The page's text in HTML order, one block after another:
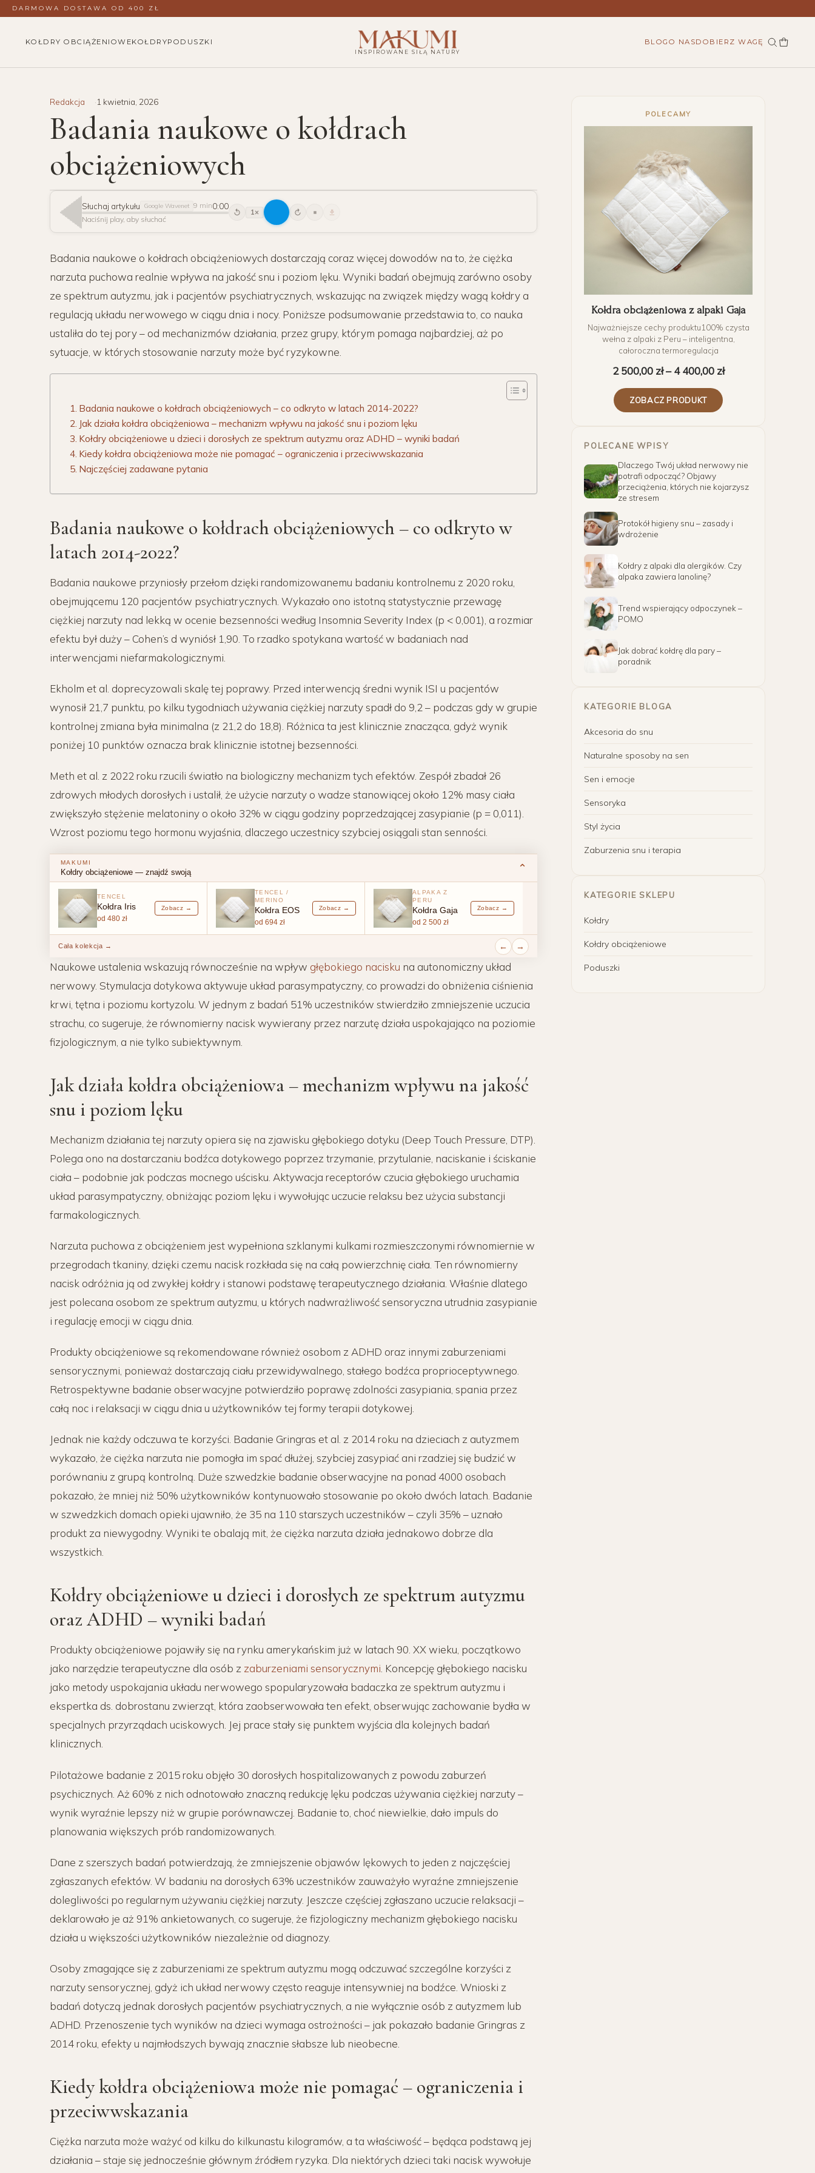
DARMOWA DOSTAWA OD 400 ZŁ
KOŁDRY OBCIĄŻENIOWEKOŁDRYPODUSZKI
INSPIROWANE SIŁĄ NATURY
BLOG O NASDOBIERZ WAGĘ
Redakcja 1 kwietnia, 2026
Badania naukowe o kołdrach
obciążeniowych
Słuchaj artykułu Google Wavenet 9 min0:00
Naciśnij play, aby słuchać
15 1× 15
Badania naukowe o kołdrach obciążeniowych dostarczają coraz więcej dowodów na to, że ciężka
narzuta puchowa realnie wpływa na jakość snu i poziom lęku. Wyniki badań obejmują zarówno osoby
ze spektrum autyzmu, jak i pacjentów psychiatrycznych, wskazując na związek między wagą kołdry a
regulacją układu nerwowego w ciągu dnia i nocy. Poniższe podsumowanie przedstawia to, co nauka
ustaliła do tej pory – od mechanizmów działania, przez grupy, którym pomaga najbardziej, aż po
sytuacje, w których stosowanie narzuty może być ryzykowne.
Badania naukowe o kołdrach obciążeniowych – co odkryto w latach 2014-2022?
Jak działa kołdra obciążeniowa – mechanizm wpływu na jakość snu i poziom lęku
Kołdry obciążeniowe u dzieci i dorosłych ze spektrum autyzmu oraz ADHD – wyniki badań
Kiedy kołdra obciążeniowa może nie pomagać – ograniczenia i przeciwwskazania
Najczęściej zadawane pytania
Badania naukowe o kołdrach obciążeniowych – co odkryto w
latach 2014-2022?
Badania naukowe przyniosły przełom dzięki randomizowanemu badaniu kontrolnemu z 2020 roku,
obejmującemu 120 pacjentów psychiatrycznych. Wykazało ono istotną statystycznie przewagę
ciężkiej narzuty nad lekką w ocenie bezsenności według Insomnia Severity Index (p < 0,001), a rozmiar
efektu był duży – Cohen’s d wyniósł 1,90. To rzadko spotykana wartość w badaniach nad
interwencjami niefarmakologicznymi.
Ekholm et al. doprecyzowali skalę tej poprawy. Przed interwencją średni wynik ISI u pacjentów
wynosił 21,7 punktu, po kilku tygodniach używania ciężkiej narzuty spadł do 9,2 – podczas gdy w grupie
kontrolnej zmiana była minimalna (z 21,2 do 18,8). Różnica ta jest klinicznie znacząca, gdyż wynik
poniżej 10 punktów oznacza brak klinicznie istotnej bezsenności.
Meth et al. z 2022 roku rzucili światło na biologiczny mechanizm tych efektów. Zespół zbadał 26
zdrowych młodych dorosłych i ustalił, że użycie narzuty o wadze stanowiącej około 12% masy ciała
zwiększyło stężenie melatoniny o około 32% w ciągu godziny poprzedzającej zasypianie (p = 0,011).
Wzrost poziomu tego hormonu wyjaśnia, dlaczego uczestnicy szybciej osiągali stan senności.
MAKUMI
Kołdry obciążeniowe — znajdź swoją ⌃
TENCEL
Kołdra Iris
od 480 zł
Zobacz →
TENCEL /
MERINO
Kołdra EOS
od 694 zł
Zobacz →
ALPAKA Z
PERU
Kołdra Gaja
od 2 500 zł
Zobacz →
Cała kolekcja → ← →
Naukowe ustalenia wskazują równocześnie na wpływ głębokiego nacisku na autonomiczny układ
nerwowy. Stymulacja dotykowa aktywuje układ parasympatyczny, co prowadzi do obniżenia ciśnienia
krwi, tętna i poziomu kortyzolu. W jednym z badań 51% uczestników stwierdziło zmniejszenie uczucia
strachu, co sugeruje, że równomierny nacisk wywierany przez narzutę działa uspokajająco na poziomie
fizjologicznym, a nie tylko subiektywnym.
Jak działa kołdra obciążeniowa – mechanizm wpływu na jakość
snu i poziom lęku
Mechanizm działania tej narzuty opiera się na zjawisku głębokiego dotyku (Deep Touch Pressure, DTP).
Polega ono na dostarczaniu bodźca dotykowego poprzez trzymanie, przytulanie, naciskanie i ściskanie
ciała – podobnie jak podczas mocnego uścisku. Aktywacja receptorów czucia głębokiego uruchamia
układ parasympatyczny, obniżając poziom lęku i wywołując uczucie relaksu bez użycia substancji
farmakologicznych.
Narzuta puchowa z obciążeniem jest wypełniona szklanymi kulkami rozmieszczonymi równomiernie w
przegrodach tkaniny, dzięki czemu nacisk rozkłada się na całą powierzchnię ciała. Ten równomierny
nacisk odróżnia ją od zwykłej kołdry i stanowi podstawę terapeutycznego działania. Właśnie dlatego
jest polecana osobom ze spektrum autyzmu, u których nadwrażliwość sensoryczna utrudnia zasypianie
i regulację emocji w ciągu dnia.
Produkty obciążeniowe są rekomendowane również osobom z ADHD oraz innymi zaburzeniami
sensorycznymi, ponieważ dostarczają ciału przewidywalnego, stałego bodźca proprioceptywnego.
Retrospektywne badanie obserwacyjne potwierdziło poprawę zdolności zasypiania, spania przez
całą noc i relaksacji w ciągu dnia u użytkowników tej formy terapii dotykowej.
Jednak nie każdy odczuwa te korzyści. Badanie Gringras et al. z 2014 roku na dzieciach z autyzmem
wykazało, że ciężka narzuta nie pomogła im spać dłużej, szybciej zasypiać ani rzadziej się budzić w
porównaniu z grupą kontrolną. Duże szwedzkie badanie obserwacyjne na ponad 4000 osobach
pokazało, że mniej niż 50% użytkowników kontynuowało stosowanie po około dwóch latach. Badanie
w szwedzkich domach opieki ujawniło, że 35 na 110 starszych uczestników – czyli 35% – uznało
produkt za niewygodny. Wyniki te obalają mit, że ciężka narzuta działa jednakowo dobrze dla
wszystkich.
Kołdry obciążeniowe u dzieci i dorosłych ze spektrum autyzmu
oraz ADHD – wyniki badań
Produkty obciążeniowe pojawiły się na rynku amerykańskim już w latach 90. XX wieku, początkowo
jako narzędzie terapeutyczne dla osób z zaburzeniami sensorycznymi. Koncepcję głębokiego nacisku
jako metody uspokajania układu nerwowego spopularyzowała badaczka ze spektrum autyzmu i
ekspertka ds. dobrostanu zwierząt, która zaobserwowała ten efekt, obserwując zachowanie bydła w
specjalnych przyrządach uciskowych. Jej prace stały się punktem wyjścia dla kolejnych badań
klinicznych.
Pilotażowe badanie z 2015 roku objęło 30 dorosłych hospitalizowanych z powodu zaburzeń
psychicznych. Aż 60% z nich odnotowało znaczną redukcję lęku podczas używania ciężkiej narzuty –
wynik wyraźnie lepszy niż w grupie porównawczej. Badanie to, choć niewielkie, dało impuls do
planowania większych prób randomizowanych.
Dane z szerszych badań potwierdzają, że zmniejszenie objawów lękowych to jeden z najczęściej
zgłaszanych efektów. W badaniu na dorosłych 63% uczestników zauważyło wyraźne zmniejszenie
dolegliwości po regularnym używaniu ciężkiej narzuty. Jeszcze częściej zgłaszano uczucie relaksacji –
deklarowało je aż 91% ankietowanych, co sugeruje, że fizjologiczny mechanizm głębokiego nacisku
działa u większości użytkowników niezależnie od diagnozy.
Osoby zmagające się z zaburzeniami ze spektrum autyzmu mogą odczuwać szczególne korzyści z
narzuty sensorycznej, gdyż ich układ nerwowy często reaguje intensywniej na bodźce. Wnioski z
badań dotyczą jednak dorosłych pacjentów psychiatrycznych, a nie wyłącznie osób z autyzmem lub
ADHD. Przenoszenie tych wyników na dzieci wymaga ostrożności – jak pokazało badanie Gringras z
2014 roku, efekty u najmłodszych bywają znacznie słabsze lub nieobecne.
Kiedy kołdra obciążeniowa może nie pomagać – ograniczenia i
przeciwwskazania
Ciężka narzuta może ważyć od kilku do kilkunastu kilogramów, a ta właściwość – będąca podstawą jej
działania – staje się jednocześnie głównym źródłem ryzyka. Dla niektórych dzieci taki nacisk wywołuje
POLECAMY
Kołdra obciążeniowa z alpaki Gaja
Najważniejsze cechy produktu100% czysta
wełna z alpaki z Peru – inteligentna,
całoroczna termoregulacja
2 500,00 zł – 4 400,00 zł
ZOBACZ PRODUKT
POLECANE WPISY
Dlaczego Twój układ nerwowy nie
potrafi odpocząć? Objawy
przeciążenia, których nie kojarzysz
ze stresem
Protokół higieny snu – zasady i
wdrożenie
Kołdry z alpaki dla alergików. Czy
alpaka zawiera lanolinę?
Trend wspierający odpoczynek –
POMO
Jak dobrać kołdrę dla pary –
poradnik
KATEGORIE BLOGA
Akcesoria do snu
Naturalne sposoby na sen
Sen i emocje
Sensoryka
Styl życia
Zaburzenia snu i terapia
KATEGORIE SKLEPU
Kołdry
Kołdry obciążeniowe
Poduszki